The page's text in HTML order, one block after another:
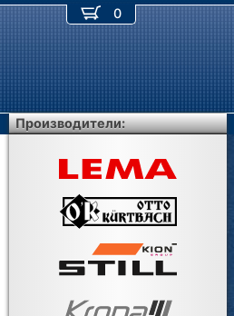
0
Производители: